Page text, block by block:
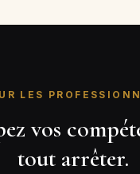
LES
vos
tout arrêter.